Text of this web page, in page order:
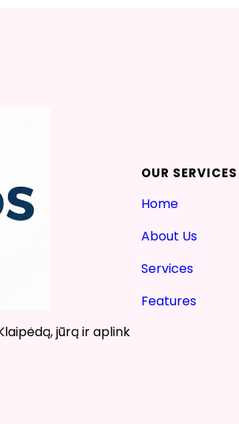
jūrą ir aplink
OUR SERVICES
Home
About Us
Services
Features